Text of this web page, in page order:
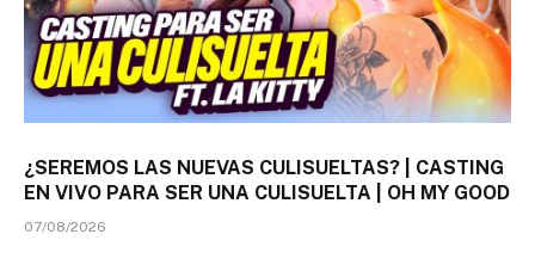
¿SEREMOS LAS NUEVAS CULISUELTAS? | CASTING
EN VIVO PARA SER UNA CULISUELTA | OH MY GOOD
07/08/2026